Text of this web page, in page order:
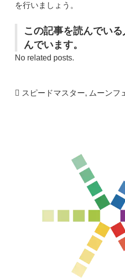
を行いましょう。
この記事を読んでい
んでいます。
No related posts.
スピードマスター, ムーンフ